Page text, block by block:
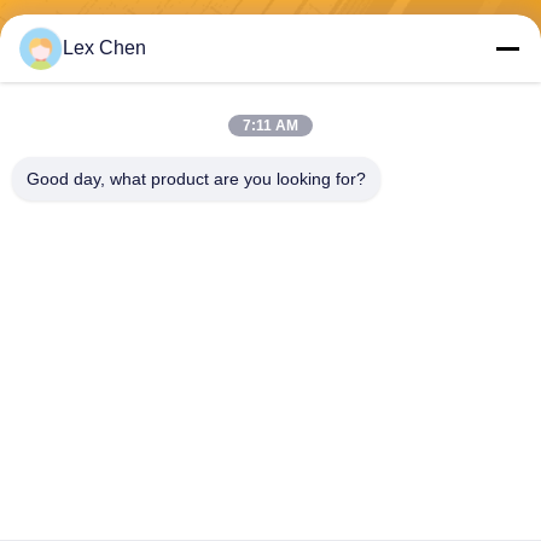
Lex Chen
7:11 AM
Good day, what product are you looking for?